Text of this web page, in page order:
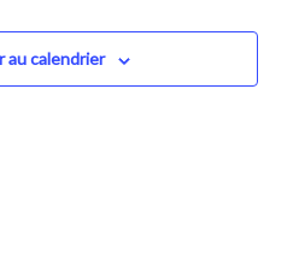
au calendrier